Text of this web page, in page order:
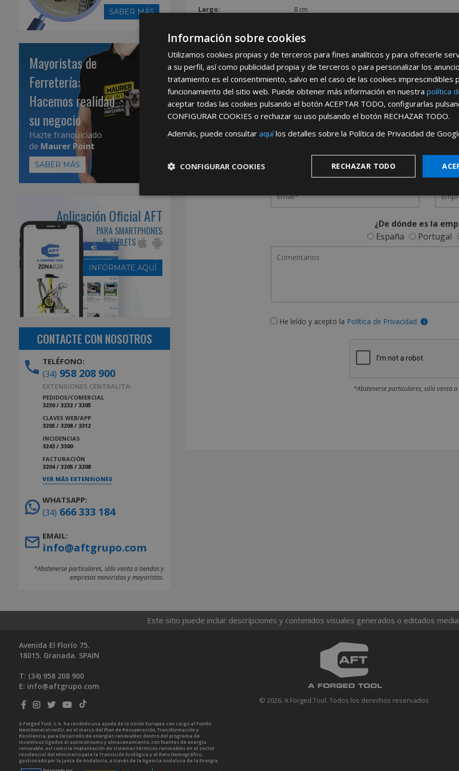
Largo:
8 cm
REGÍSTRATE PARA HACERTE
Desdeaquípodrá ver todas las
Rellene este formulario y nos pondremos en contacto
¿De dónde es la
España
Portugal
He leído y acepto la Política de Privacidad
*Abstenerse particulares, sólo venta
SABER MÁS
Mayoristas de
Ferretería:
Hacemos realidad
su negocio
Hazte franquiciado
de Maurer Point
SABER MÁS
Aplicación Oficial AFT
PARA SMARTPHONES
& TABLETS
INFÓRMATE AQUÍ
CONTACTE CON NOSOTROS
TELÉFONO:
(34) 958 208 900
EXTENSIONES CENTRALITA:
PEDIDOS/COMERCIAL
3230 / 3232 / 3205
CLAVES WEB/APP
3205 / 3208 / 3312
INCIDENCIAS
3243 / 3300
FACTURACIÓN
3204 / 3205 / 3208
VER MÁS EXTENSIONES
WHATSAPP:
(34) 666 333 184
EMAIL:
info@aftgrupo.com
*Abstenerse particulares, sólo venta a tiendas y
empresas minoristas y mayoristas.
Este sitio puede incluir descripciones y contenidos visuales generados o editados
© 2026. A Forged Tool. Todos los derechos reservados
Avenida El Florío 75.
18015. Granada. SPAIN
T: (34) 958 208 900
E: info@aftgrupo.com
A Forged Tool, S.A. ha recibido una ayuda de la Unión Europea con cargo al Fondo
NextGenerationEU, en el marco del Plan de Recuperación, Transformación y
Resiliencia, para Desarrollo de energías renovables dentro del programa de
incentivos ligados al autoconsumo y almacenamiento, con fuentes de energía
renovable, así como la implantación de sistemas térmicos renovables en el sector
residencial del Ministerio para la Transición Ecológica y el Reto Demográfico,
gestionado por la Junta de Andalucía, a través de la Agencia Andaluza de la Energía.
Información sobre cookies
Utilizamos cookies propias y de terceros para fines analíticos y para ofrecerle
a su perfil, así como publicidad propia y de terceros o para personalizar los
tratamiento es el consentimiento, salvo en el caso de las cookies imprescindibles
funcionamiento del sitio web. Puede obtener más información en nuestra política
aceptar todas las cookies pulsando el botón ACEPTAR TODO, configurarlas
CONFIGURAR COOKIES o rechazar su uso pulsando el botón RECHAZAR TODO.
Además, puede consultar aquílos detalles sobre la Política de Privacidad de
RECHAZAR TODO
CONFIGURAR COOKIES